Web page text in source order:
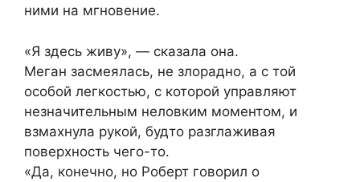
ними на мгновение.
«Я здесь живу», — сказала она.
Меган засмеялась, не злорадно, а с той
особой легкостью, с которой управляют
незначительным неловким моментом, и
взмахнула рукой, будто разглаживая
поверхность чего-то.
«Да, конечно, но Роберт говорил о